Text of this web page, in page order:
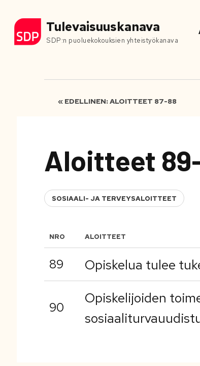
Tulevaisuuskanava
SDP:n puoluekokouksien yhteistyökanava
« EDELLINEN: ALOITTEET 87-88
Aloitteet
SOSIAALI- JA TERVEYSALOITTEET
NRO ALOITTEET
89 Opiskelua tulee
90
Opiskelijoiden